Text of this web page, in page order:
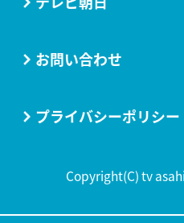
お問い合わせ
プライバシーポリシー
Copyright(C) tv